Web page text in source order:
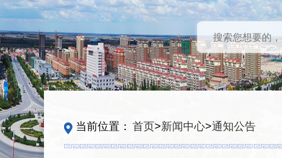
当前位置： 首页>新闻中心>通知公告